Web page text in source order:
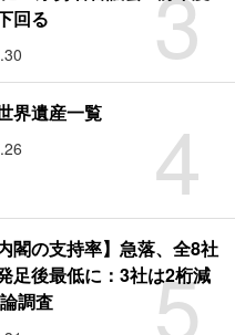
回る
4
界遺産一覧
5
閣の支持率】急落、全8社
足後最低に：3社は2桁減
調査